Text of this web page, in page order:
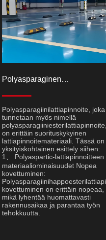
Polyasparaginen
Polyasparagiinilattiapinnoite, joka
tunnetaan myös nimellä
polyasparagiiniesterilattiapinnoite,
on erittäin suorituskykyinen
lattiapinnoitemateriaali. Tässä on
yksityiskohtainen esittely siihen:
1、 Polyaspartic-lattiapinnoitteen
materiaaliominaisuudet Nopea
kovettuminen:
kovettuminen on erittäin nopeaa,
mikä lyhentää huomattavasti
rakennusaikaa ja parantaa työn
tehokkuutta.